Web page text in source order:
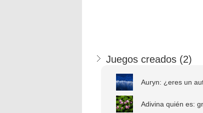
Juegos creados (2)
Auryn: ¿eres un
Adivina quién es: